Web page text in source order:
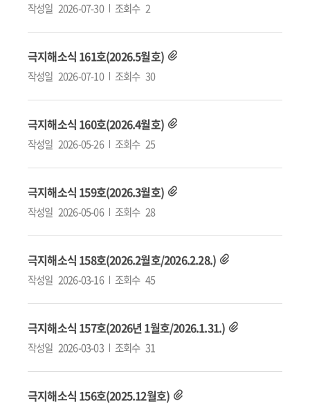
작성일 2026-07-30 조회수 2
극지해소식 161호(2026.5월호)
작성일 2026-07-10 조회수 30
극지해소식 160호(2026.4월호)
작성일 2026-05-26 조회수 25
극지해소식 159호(2026.3월호)
작성일 2026-05-06 조회수 28
극지해소식 158호(2026.2월호/2026.2.28.)
작성일 2026-03-16 조회수 45
극지해소식 157호(2026년 1월호/2026.1.31.)
작성일 2026-03-03 조회수 31
극지해소식 156호(2025.12월호)